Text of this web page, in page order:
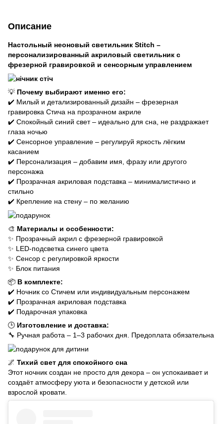
Описание
Настольный неоновый светильник Stitch –
персонализированный акриловый светильник с
фрезерной гравировкой и сенсорным управлением
💡 Почему выбирают именно его:
✔️ Милый и детализированный дизайн – фрезерная
гравировка Стича на прозрачном акриле
✔️ Спокойный синий свет – идеально для сна, не раздражает
глаза ночью
✔️ Сенсорное управление – регулируй яркость лёгким
касанием
✔️ Персонализация – добавим имя, фразу или другого
персонажа
✔️ Прозрачная акриловая подставка – минималистично и
стильно
✔️ Крепление на стену – по желанию
🎨 Материалы и особенности:
✨ Прозрачный акрил с фрезерной гравировкой
✨ LED-подсветка синего цвета
✨ Сенсор с регулировкой яркости
✨ Блок питания
📦 В комплекте:
✔️ Ночник со Стичем или индивидуальным персонажем
✔️ Прозрачная акриловая подставка
✔️ Подарочная упаковка
🕒 Изготовление и доставка:
🔧 Ручная работа – 1–3 рабочих дня. Предоплата обязательна
🌌 Тихий свет для спокойного сна
Этот ночник создан не просто для декора – он успокаивает и
создаёт атмосферу уюта и безопасности у детской или
взрослой кровати.